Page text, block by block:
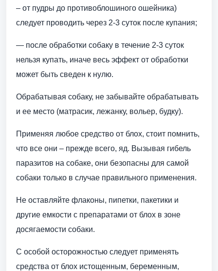
– от пудры до противоблошиного ошейника)
следует проводить через 2-3 суток после купания;
— после обработки собаку в течение 2-3 суток
нельзя купать, иначе весь эффект от обработки
может быть сведен к нулю.
Обрабатывая собаку, не забывайте обрабатывать
и ее место (матрасик, лежанку, вольер, будку).
Применяя любое средство от блох, стоит помнить,
что все они – прежде всего, яд. Вызывая гибель
паразитов на собаке, они безопасны для самой
собаки только в случае правильного применения.
Не оставляйте флаконы, пипетки, пакетики и
другие емкости с препаратами от блох в зоне
досягаемости собаки.
С особой осторожностью следует применять
средства от блох истощенным, беременным,